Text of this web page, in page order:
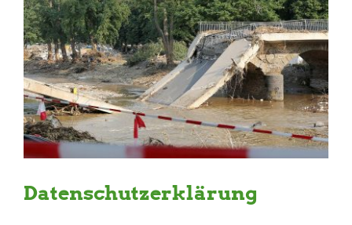
Datenschutzerklärung
Klimaschutz
Datenschutzerklärung